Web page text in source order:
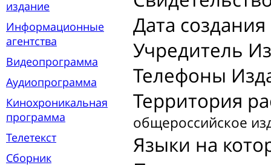
издание
Информационные
агентства
Видеопрограмма
Аудиопрограмма
Кинохроникальная
программа
Телетекст
Сборник
Дата
Учредитель
Телефоны
Территория
общероссийское
Языки на